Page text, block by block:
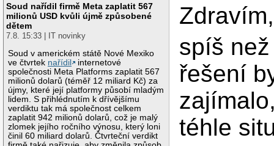
Soud nařídil firmě Meta zaplatit 567
milionů USD kvůli újmě způsobené
dětem
7.8. 15:33 | IT novinky
Soud v americkém státě Nové Mexiko
ve čtvrtek nařídil
internetové
společnosti Meta Platforms zaplatit 567
milionů dolarů (téměř 12 miliard Kč) za
újmy, které její platformy působí mladým
lidem. S přihlédnutím k dřívějšímu
verdiktu tak má společnost celkem
zaplatit 942 milionů dolarů, což je malý
zlomek jejího ročního výnosu, který loni
činil 60 miliard dolarů. Čtvrteční verdikt
Zdravím,
spíš
řešení
téhle